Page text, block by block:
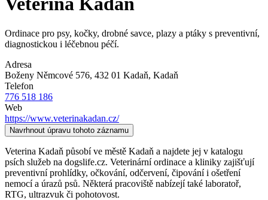
Ordinace pro psy, kočky, drobné savce, plazy a ptáky s preventivní,
diagnostickou i léčebnou péčí.
Adresa
Boženy Němcové 576, 432 01 Kadaň, Kadaň
Telefon
776 518 186
Web
https://www.veterinakadan.cz/
Navrhnout úpravu tohoto záznamu
Veterina Kadaň působí ve městě Kadaň a najdete jej v katalogu
psích služeb na dogslife.cz. Veterinární ordinace a kliniky zajišťují
preventivní prohlídky, očkování, odčervení, čipování i ošetření
nemocí a úrazů psů. Některá pracoviště nabízejí také laboratoř,
RTG, ultrazvuk či pohotovost.